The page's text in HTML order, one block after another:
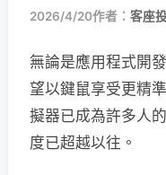
2026/4/20作者： 客座
無論是應用程式開
望以鍵鼠享受更精
擬器已成為許多人
度已超越以往。